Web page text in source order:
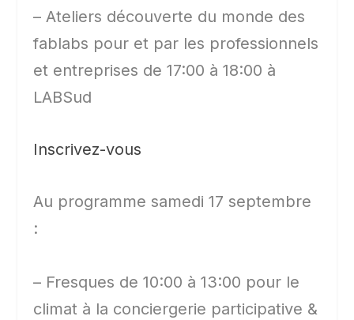
– Ateliers découverte du monde des
fablabs pour et par les professionnels
et entreprises de 17:00 à 18:00 à
LABSud
Inscrivez-vous
Au programme samedi 17 septembre
:
– Fresques de 10:00 à 13:00 pour le
climat à la conciergerie participative &